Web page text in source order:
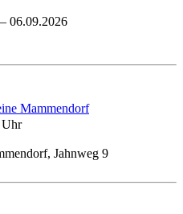
– 06.09.2026
Mammendorf
Uhr
Jahnweg 9